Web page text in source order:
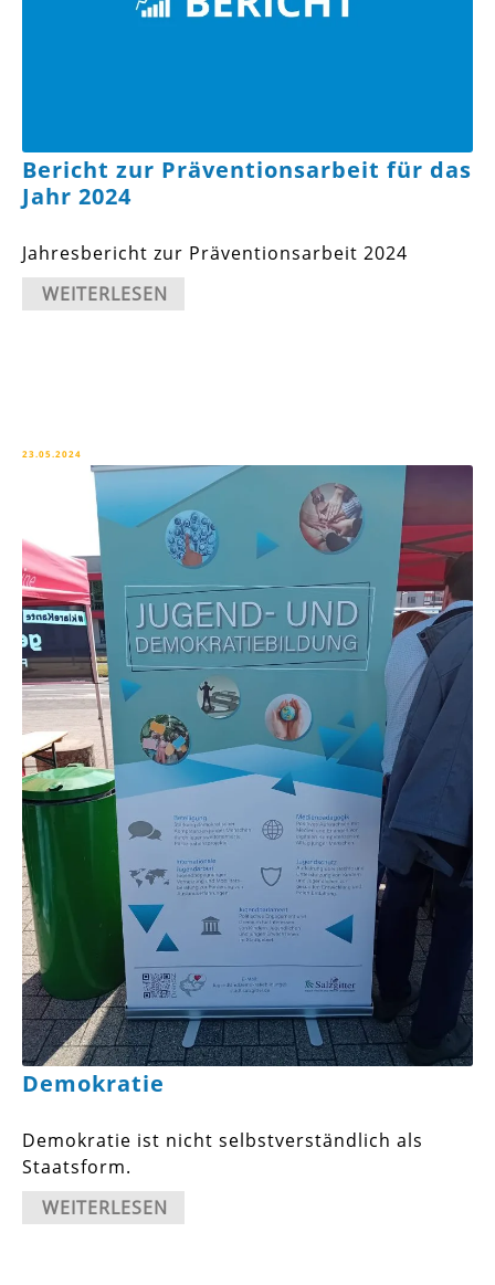
Bericht zur Präventionsarbeit für das
Jahr 2024
Jahresbericht zur Präventionsarbeit 2024
WEITERLESEN
23.05.2024
Demokratie
Demokratie ist nicht selbstverständlich als
Staatsform.
WEITERLESEN